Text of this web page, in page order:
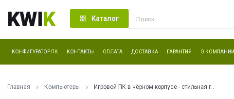
KWIK Каталог
КОНФИГУРАТОР ПК КОНТАКТЫ ОПЛАТА ДОСТАВКА ГАРАНТИЯ О КОМПАНИИ
Главная Компьютеры Игровой ПК в чёрном корпусе - стильная г..